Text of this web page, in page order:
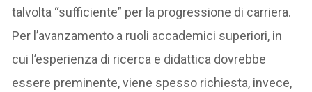
talvolta “sufficiente” per la progressione di carriera.
Per l’avanzamento a ruoli accademici superiori, in
cui l’esperienza di ricerca e didattica dovrebbe
essere preminente, viene spesso richiesta, invece,